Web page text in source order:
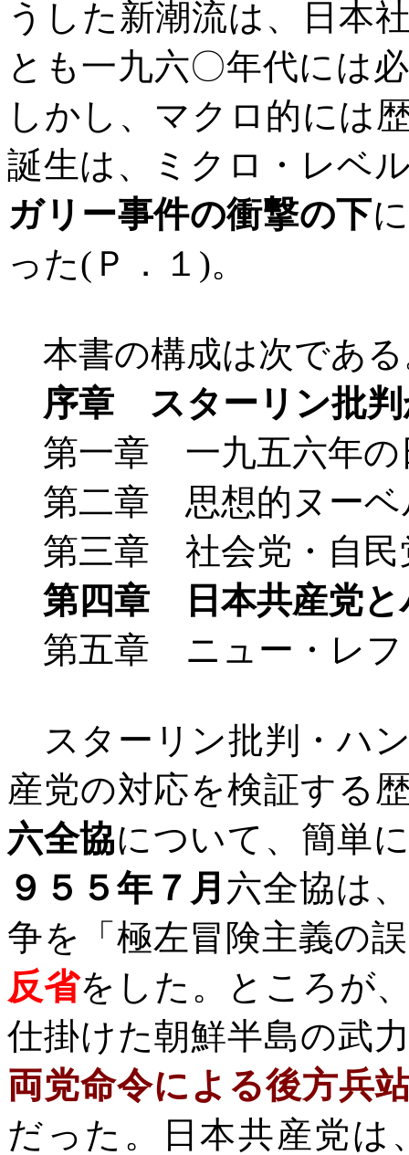
うした新潮流は、日本
とも一九六〇年代には
しかし、マクロ的には
誕生は、ミクロ・レベ
ガリー事件の衝撃の下
った( Ｐ．１ )。
本書の構成は次であ
序章 スターリン批判
第一章 一九五六年の
第二章 思想的ヌーベ
第三章 社会党・自民
第四章 日本共産党と
第五章 ニュー・レフ
スターリン批判・ハ
産党の対応を検証する
六全協について、簡単
９５５年７月 六全協は、
争を「極左冒険主義の
反省をした。ところが
仕掛けた朝鮮半島の武
両党命令による後方兵
だった。日本共産党は